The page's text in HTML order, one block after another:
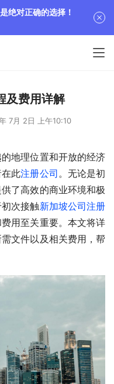
及费用详解
7月 2日 上午10:10
地理位置和开放的经济
此注册公司。无论是初
了高效的商业环境和极
次接触新加坡公司注册
用至关重要。本文将详
文件以及相关费用，帮
绝对正确的选择！